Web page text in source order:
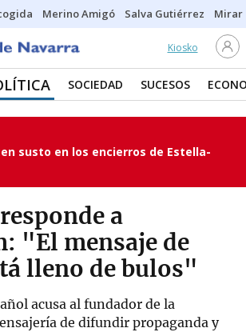
Merino Amigó Salva Gutiérrez Mirar
Kiosko
SOCIEDAD SUCESOS
susto en los encierros de Estella-
a
"El mensaje de
lleno de bulos"
acusa al fundador de la
de difundir propaganda y